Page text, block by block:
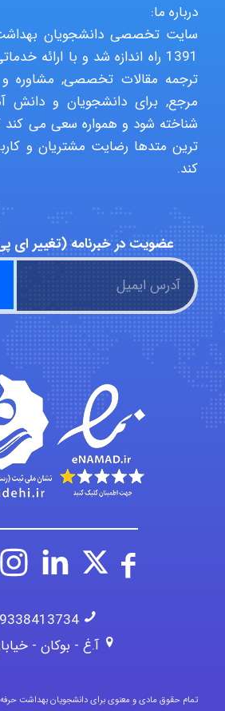
درباره ما:
سایت تخصصی دانشجویان
1391 راه اندازه شد و با ارائه
ترجمه مقالات تخصصی, مشاوره
مرجع, برای دانشجویان و دانش
شناخته شود و همواره سعی می کند
ترین متدها رضایت مشتریان و
کند.
عضویت در خبرنامه (تغییر ای
آ.غ - بوکان - خیابان
تمام حقوق مادی و معنوی برای دانشجویان بهداشت